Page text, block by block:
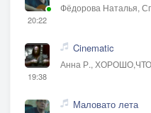
20:22
Фёдорова Наталья,
19:38
Cinematic
Анна Р.,
Маловато лета